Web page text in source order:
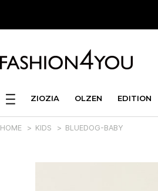
ZIOZIA OLZEN EDITION
HOME > KIDS > BLUEDOG-BABY